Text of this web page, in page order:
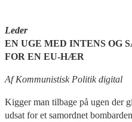
Leder
EN UGE MED INTENS OG
FOR EN EU-HÆR
Af Kommunistisk Politik digital
Kigger man tilbage på ugen der
udsat for et samordnet